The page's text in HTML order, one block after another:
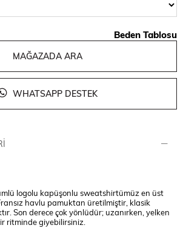
Beden Tablosu
MAĞAZADA ARA
WHATSAPP DESTEK
logolu kapüşonlu sweatshirtümüz en üst
havlu pamuktan üretilmiştir, klasik
Son derece çok yönlüdür; uzanırken, yelken
ritminde giyebilirsiniz.